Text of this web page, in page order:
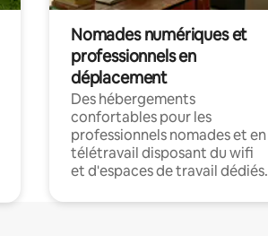
Nomades numériques et
professionnels en
déplacement
Des hébergements
confortables pour les
professionnels nomades et en
télétravail disposant du wifi
et d'espaces de travail dédiés.